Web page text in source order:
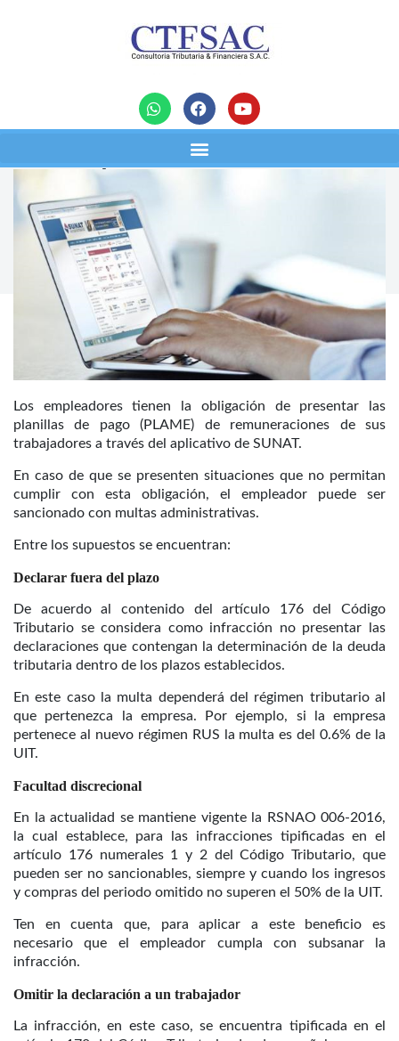
noticias
¿Cuáles son las multas por no
declarar Plame?
11/05/2021
Los empleadores tienen la obligación de presentar las
planillas de pago (PLAME) de remuneraciones de sus
trabajadores a través del aplicativo de SUNAT.
En caso de que se presenten situaciones que no permitan
cumplir con esta obligación, el empleador puede ser
sancionado con multas administrativas.
Entre los supuestos se encuentran:
Declarar fuera del plazo
De acuerdo al contenido del artículo 176 del Código
Tributario se considera como infracción no presentar las
declaraciones que contengan la determinación de la deuda
tributaria dentro de los plazos establecidos.
En este caso la multa dependerá del régimen tributario al
que pertenezca la empresa. Por ejemplo, si la empresa
pertenece al nuevo régimen RUS la multa es del 0.6% de la
UIT.
Facultad discrecional
En la actualidad se mantiene vigente la RSNAO 006-2016,
la cual establece, para las infracciones tipificadas en el
artículo 176 numerales 1 y 2 del Código Tributario, que
pueden ser no sancionables, siempre y cuando los ingresos
y compras del periodo omitido no superen el 50% de la UIT.
Ten en cuenta que, para aplicar a este beneficio es
necesario que el empleador cumpla con subsanar la
infracción.
Omitir la declaración a un trabajador
La infracción, en este caso, se encuentra tipificada en el